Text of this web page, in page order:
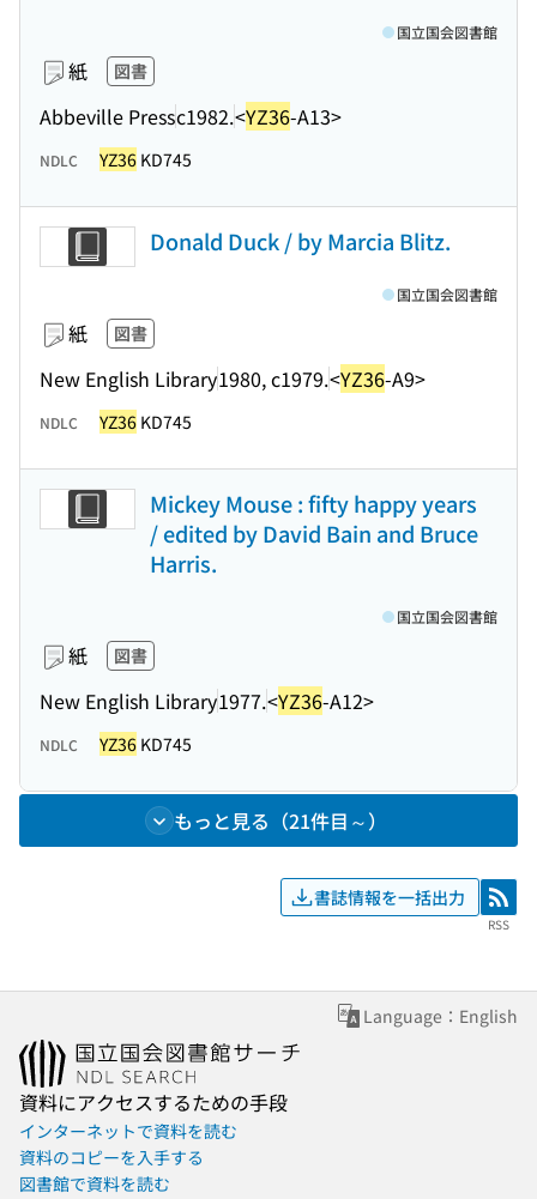
紙 図書
Abbeville Pressc1982.<YZ36-A13>
国立国会図書館
NDLC YZ36 KD745
Donald Duck / by Marcia Blitz.
紙 図書
New English Library1980, c1979.<YZ36-A9>
国立国会図書館
NDLC YZ36 KD745
Mickey Mouse : fifty happy years
/ edited by David Bain and Bruce
Harris.
紙 図書
New English Library1977.<YZ36-A12>
国立国会図書館
NDLC YZ36 KD745
もっと見る（21件目～）
書誌情報を一括出力 RSS
RSS
Language：English
資料にアクセスするための手段
インターネットで資料を読む
資料のコピーを入手する
図書館で資料を読む